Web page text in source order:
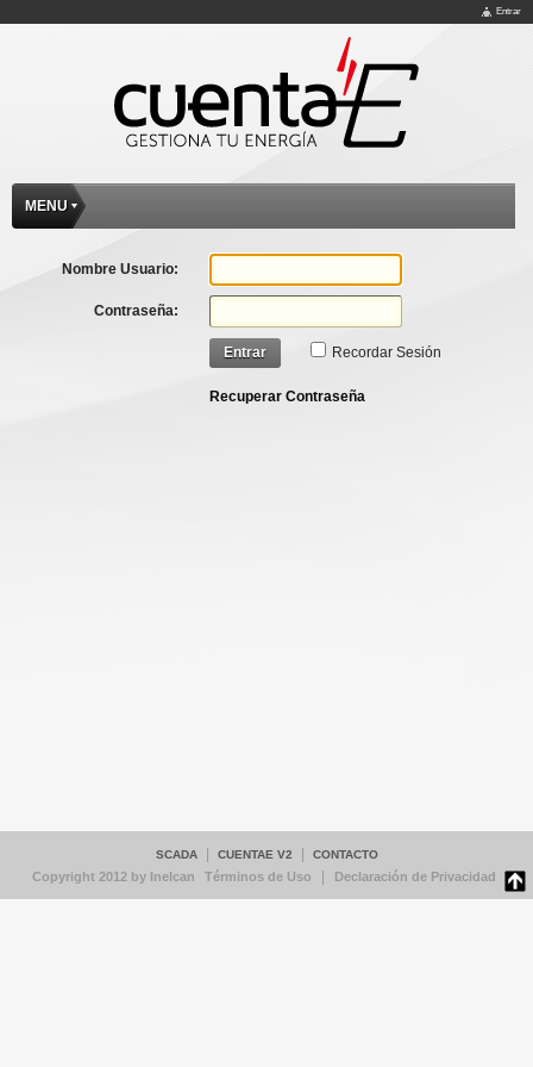
Entrar
MENU
Nombre Usuario:
Contraseña:
Entrar Recordar Sesión
Recuperar Contraseña
SCADA CUENTAE V2 CONTACTO
Copyright 2012 by Inelcan Términos de Uso Declaración de Privacidad